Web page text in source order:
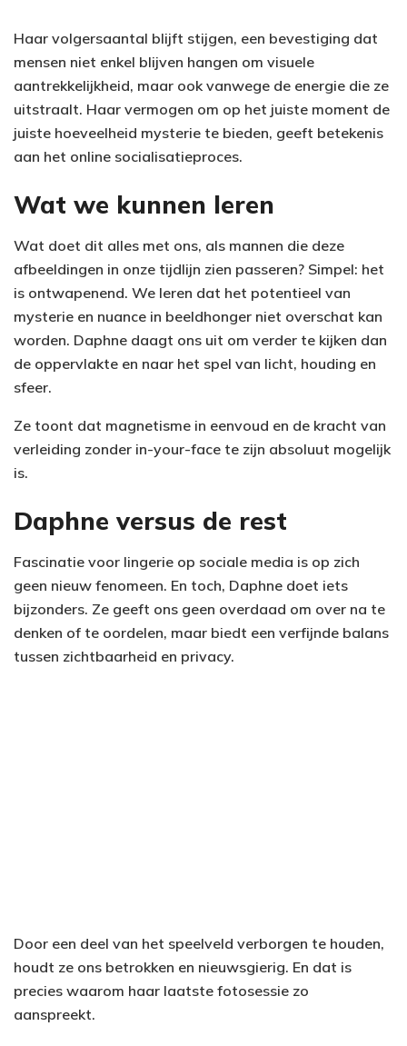
Haar volgersaantal blijft stijgen, een bevestiging dat
mensen niet enkel blijven hangen om visuele
aantrekkelijkheid, maar ook vanwege de energie die ze
uitstraalt. Haar vermogen om op het juiste moment de
juiste hoeveelheid mysterie te bieden, geeft betekenis
aan het online socialisatieproces.
Wat we kunnen leren
Wat doet dit alles met ons, als mannen die deze
afbeeldingen in onze tijdlijn zien passeren? Simpel: het
is ontwapenend. We leren dat het potentieel van
mysterie en nuance in beeldhonger niet overschat kan
worden. Daphne daagt ons uit om verder te kijken dan
de oppervlakte en naar het spel van licht, houding en
sfeer.
Ze toont dat magnetisme in eenvoud en de kracht van
verleiding zonder in-your-face te zijn absoluut mogelijk
is.
Daphne versus de rest
Fascinatie voor lingerie op sociale media is op zich
geen nieuw fenomeen. En toch, Daphne doet iets
bijzonders. Ze geeft ons geen overdaad om over na te
denken of te oordelen, maar biedt een verfijnde balans
tussen zichtbaarheid en privacy.
Door een deel van het speelveld verborgen te houden,
houdt ze ons betrokken en nieuwsgierig. En dat is
precies waarom haar laatste fotosessie zo
aanspreekt.